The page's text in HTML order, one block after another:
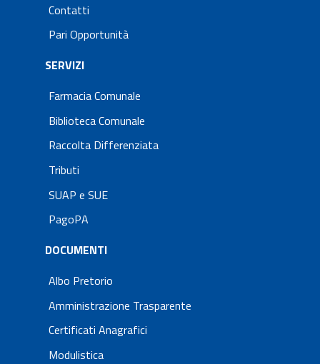
Contatti
Pari Opportunità
SERVIZI
Farmacia Comunale
Biblioteca Comunale
Raccolta Differenziata
Tributi
SUAP e SUE
PagoPA
DOCUMENTI
Albo Pretorio
Amministrazione Trasparente
Certificati Anagrafici
Modulistica